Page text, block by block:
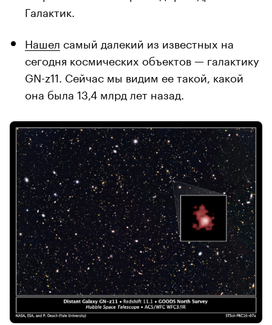
Галактик.
Нашел самый далекий из известных на
сегодня космических объектов — галактику
GN-z11. Сейчас мы видим ее такой, какой
она была 13,4 млрд лет назад.